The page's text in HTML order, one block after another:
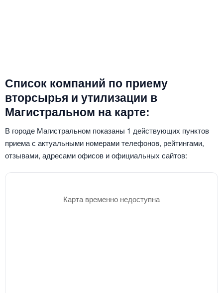
Список компаний по приему
вторсырья и утилизации в
Магистральном на карте:
В городе Магистральном показаны 1 действующих пунктов
приема с актуальными номерами телефонов, рейтингами,
отзывами, адресами офисов и официальных сайтов:
Карта временно недоступна